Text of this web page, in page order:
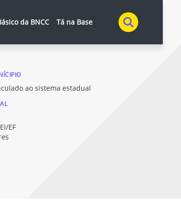
da BNCC Tá na Base Buscar
ao sistema estadual
EF